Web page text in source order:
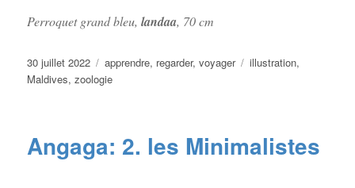
Perroquet grand bleu,landaa, 70 cm
Publié
le
30 juillet 2022 Catégories
apprendre, regarder,voyager Étiquettes
illustration,
Maldives,zoologie
Angaga: 2. les Minimalistes